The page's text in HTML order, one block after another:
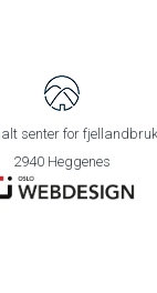
senter for
2940 Heggenes